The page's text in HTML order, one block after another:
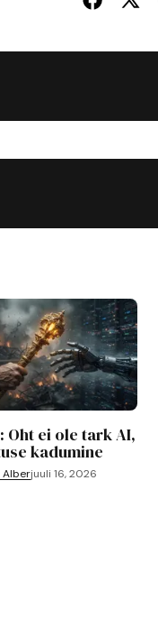
Oht ei ole tark AI,
kadumine
Alberjuuli 16, 2026